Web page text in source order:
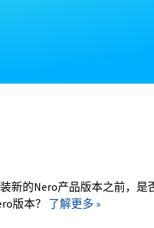
新的Nero产品版本之前，是
版本？
了解更多 »